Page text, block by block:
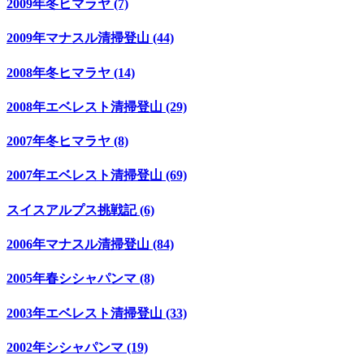
2009年冬ヒマラヤ (7)
2009年マナスル清掃登山 (44)
2008年冬ヒマラヤ (14)
2008年エベレスト清掃登山 (29)
2007年冬ヒマラヤ (8)
2007年エベレスト清掃登山 (69)
スイスアルプス挑戦記 (6)
2006年マナスル清掃登山 (84)
2005年春シシャパンマ (8)
2003年エベレスト清掃登山 (33)
2002年シシャパンマ (19)